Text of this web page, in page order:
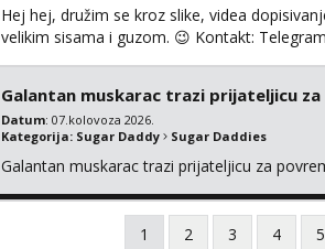
Hej hej, družim se kroz slike, videa
velikim sisama i guzom. 😉 Kontakt:
Galantan muskarac trazi prijateljicu
Datum: 07.kolovoza 2026.
Kategorija: Sugar Daddy Sugar Daddies
Galantan muskarac trazi prijateljicu za
1 2 3 4 5